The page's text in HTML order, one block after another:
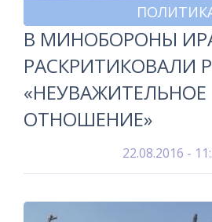
В МИНОБОРОНЫ
РАСКРИТИКОВАЛИ
«НЕУВАЖИТЕЛЬНОЕ
ОТНОШЕНИЕ»
22.08.2016 -